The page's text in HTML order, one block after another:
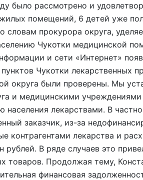
было рассмотрено и
помещений, 6 детей уже
словам прокурора округа,
Чукотки медицинской
и сети «Интернет»
Чукотки лекарственных
округа были проверены. Мы
и медицинскими
населения лекарствами. В
заказчик, из-за
контрагентами лекарства и
рублей. В ряде случаев это
товаров. Продолжая тему,
финансовая